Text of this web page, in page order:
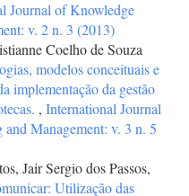
Journal of Knowledge
v. 2 n. 3 (2013)
Coelho de Souza
modelos conceituais e
implementação da gestão
, International Journal
Management: v. 3 n. 5
Jair Sergio dos Passos,
Utilização das